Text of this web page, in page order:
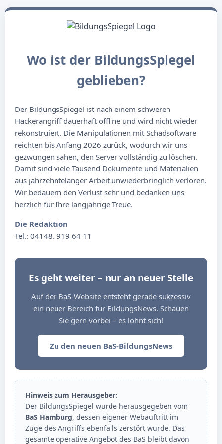
Wo ist der BildungsSpiegel
geblieben?
Der BildungsSpiegel ist nach einem schweren
Hackerangriff dauerhaft offline und wird nicht wieder
rekonstruiert. Die Manipulationen mit Schadsoftware
reichten bis Anfang 2026 zurück, wodurch wir uns
gezwungen sahen, den Server vollständig zu löschen.
Damit sind viele Tausend Dokumente und Materialien
aus jahrzehntelanger Arbeit unwiederbringlich verloren.
Wir bedauern den Verlust sehr und bedanken uns
herzlich für Ihre langjährige Treue.
Die Redaktion
Tel.: 04148. 919 64 11
Es geht weiter – nur an neuer Stelle
Auf der BaS-Website entsteht gerade sukzessiv
ein neuer Bereich für BildungsNews. Schauen
Sie gern vorbei – es lohnt sich!
Zu den neuen BaS-BildungsNews
Hinweis zum Herausgeber:
Der BildungsSpiegel wurde herausgegeben vom
BaS Hamburg, dessen eigener Webauftritt im
Zuge des Angriffs ebenfalls zerstört wurde. Das
gesamte operative Angebot des BaS bleibt davon